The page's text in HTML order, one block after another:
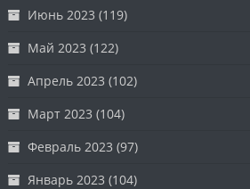
Июнь 2023 (119)
Май 2023 (122)
Апрель 2023 (102)
Март 2023 (104)
Февраль 2023 (97)
Январь 2023 (104)